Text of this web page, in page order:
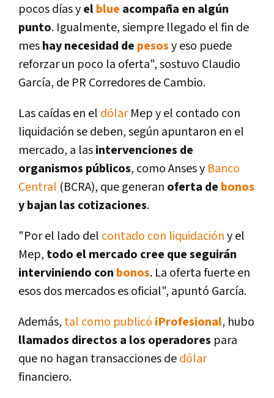
pocos días yelblue acompaña en algún
punto. Igualmente, siempre llegado el fin de
meshay necesidad de pesosy eso puede
reforzar un poco la oferta", sostuvo Claudio
García, de PR Corredores de Cambio.
Las caídas en el dólarMep y el contado con
liquidación se deben, según apuntaron en el
mercado, a lasintervenciones de
organismos públicos, como Anses y Banco
Central (BCRA), que generan oferta de bonos
y bajan las cotizaciones.
"Por el lado del contado con liquidacióny el
Mep, todo el mercado cree que seguirán
interviniendo con bonos. La oferta fuerte en
esos dos mercados es oficial", apuntó García.
Además, tal como publicó iProfesional, hubo
llamados directos a los operadores para
que no hagan transacciones dedólar
financiero.